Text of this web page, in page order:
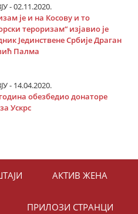
- 02.11.2020.
је и на Косову и то
тероризам“ изјавио је
Јединствене Србије Драган
Палма
- 14.04.2020.
обезбедио донаторе
Ускрс
АКТИВ ЖЕНА
ПРИЛОЗИ СТРАНЦИ